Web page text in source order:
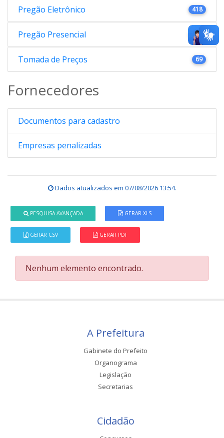
Pregão Eletrônico 418
Pregão Presencial 176
Tomada de Preços 69
Fornecedores
Documentos para cadastro
Empresas penalizadas
Dados atualizados em 07/08/2026 13:54.
PESQUISA AVANÇADA GERAR XLS
GERAR CSV GERAR PDF
Nenhum elemento encontrado.
A Prefeitura
Gabinete do Prefeito
Organograma
Legislação
Secretarias
Cidadão